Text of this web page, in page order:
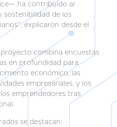
ha contribuido al
sostenibilidad de los
explicaron desde el
combina encuestas
en profundidad para
económico, las
empresariales, y los
emprendedores tras
se destacan: